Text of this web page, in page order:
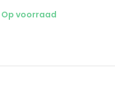
Op voorraad